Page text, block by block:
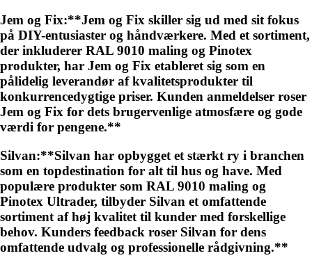
Jem og Fix:**Jem og Fix skiller sig ud med sit fokus
på DIY-entusiaster og håndværkere. Med et sortiment,
der inkluderer RAL 9010 maling og Pinotex
produkter, har Jem og Fix etableret sig som en
pålidelig leverandør af kvalitetsprodukter til
konkurrencedygtige priser. Kunden anmeldelser roser
Jem og Fix for dets brugervenlige atmosfære og gode
værdi for pengene.**
Silvan:**Silvan har opbygget et stærkt ry i branchen
som en topdestination for alt til hus og have. Med
populære produkter som RAL 9010 maling og
Pinotex Ultrader, tilbyder Silvan et omfattende
sortiment af høj kvalitet til kunder med forskellige
behov. Kunders feedback roser Silvan for dens
omfattende udvalg og professionelle rådgivning.**